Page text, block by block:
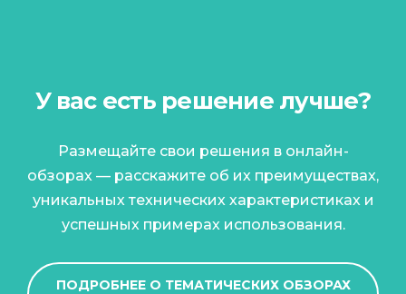
У вас есть решение лучше?
Размещайте свои решения в онлайн-
обзорах — расскажите об их преимуществах,
уникальных технических характеристиках и
успешных примерах использования.
ПОДРОБНЕЕ О ТЕМАТИЧЕСКИХ ОБЗОРАХ